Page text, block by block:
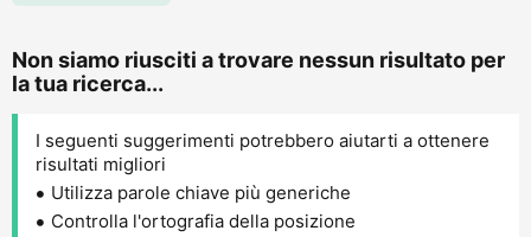
Non siamo riusciti a trovare nessun risultato per
la tua ricerca...
I seguenti suggerimenti potrebbero aiutarti a ottenere
risultati migliori
Utilizza parole chiave più generiche
Controlla l'ortografia della posizione